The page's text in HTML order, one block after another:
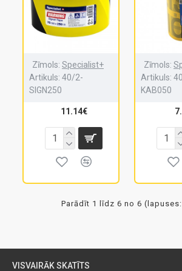
Zīmols: Specialist+
Artikuls: 40/2-
SIGN250
11.14€
Zīmols:
Artikuls:
KAB050
Parādīt 1 līdz 6 no 6
VISVAIRĀK SKATĪTS